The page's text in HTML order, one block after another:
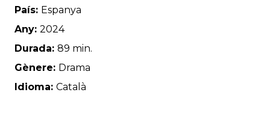
País: Espanya
Any: 2024
Durada: 89 min.
Gènere: Drama
Idioma: Català